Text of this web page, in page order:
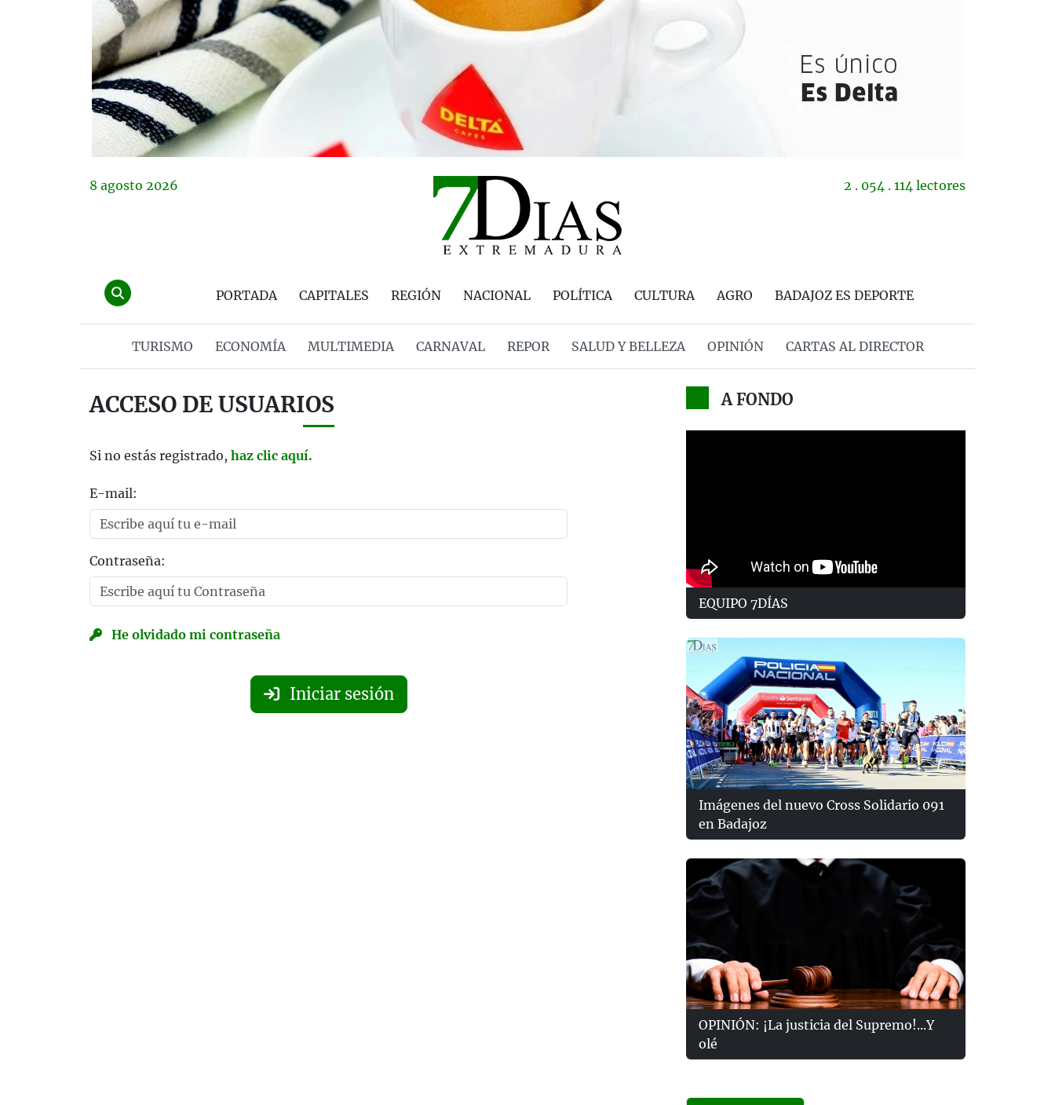
8 agosto 2026 2 . 054 . 114 lectores
PORTADA CAPITALES REGIÓN NACIONAL POLÍTICA CULTURA AGRO BADAJOZ ES DEPORTE
TURISMO ECONOMÍA MULTIMEDIA CARNAVAL REPOR SALUD Y BELLEZA OPINIÓN CARTAS AL DIRECTOR
ACCESO DE USUARIOS
Si no estás registrado, haz clic aquí.
E-mail:
Contraseña:
He olvidado mi contraseña
Iniciar sesión
A FONDO
EQUIPO 7DÍAS
Imágenes del nuevo Cross Solidario 091
en Badajoz
OPINIÓN: ¡La justicia del Supremo!...Y
olé